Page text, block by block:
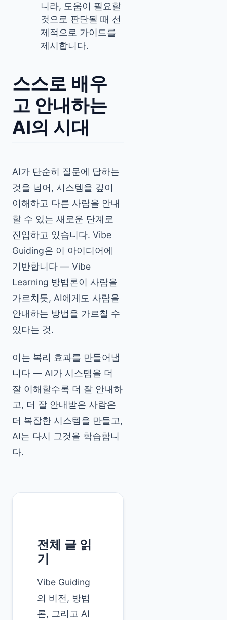
니라, 도움이 필요할
것으로 판단될 때 선
제적으로 가이드를
제시합니다.
스스로 배우
고 안내하는
AI의 시대
AI가 단순히 질문에 답하는
것을 넘어, 시스템을 깊이
이해하고 다른 사람을 안내
할 수 있는 새로운 단계로
진입하고 있습니다. Vibe
Guiding은 이 아이디어에
기반합니다 — Vibe
Learning 방법론이 사람을
가르치듯, AI에게도 사람을
안내하는 방법을 가르칠 수
있다는 것.
이는 복리 효과를 만들어냅
니다 — AI가 시스템을 더
잘 이해할수록 더 잘 안내하
고, 더 잘 안내받은 사람은
더 복잡한 시스템을 만들고,
AI는 다시 그것을 학습합니
다.
전체 글 읽
기
Vibe Guiding
의 비전, 방법
론, 그리고 AI